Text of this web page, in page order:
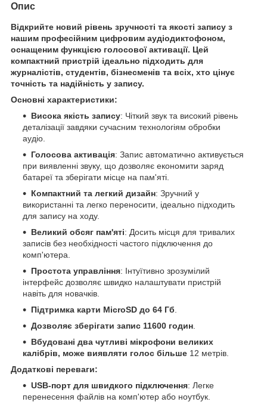
Опис
Відкрийте новий рівень зручності та якості запису з
нашим професійним цифровим аудіодиктофоном,
оснащеним функцією голосової активації. Цей
компактний пристрій ідеально підходить для
журналістів, студентів, бізнесменів та всіх, хто цінує
точність та надійність у запису.
Основні характеристики:
Висока якість запису: Чіткий звук та високий рівень
деталізації завдяки сучасним технологіям обробки
аудіо.
Голосова активація: Запис автоматично активується
при виявленні звуку, що дозволяє економити заряд
батареї та зберігати місце на пам'яті.
Компактний та легкий дизайн: Зручний у
використанні та легко переносити, ідеально підходить
для запису на ходу.
Великий обсяг пам'яті: Досить місця для тривалих
записів без необхідності частого підключення до
комп'ютера.
Простота управління: Інтуїтивно зрозумілий
інтерфейс дозволяє швидко налаштувати пристрій
навіть для новачків.
Підтримка карти MicroSD до 64 Гб
Дозволяє зберігати запис 11600 годин
Вбудовані два чутливі мікрофони великих
калібрів, може виявляти голос більше 12 метрів.
Додаткові переваги:
USB-порт для швидкого підключення: Легке
перенесення файлів на комп'ютер або ноутбук.